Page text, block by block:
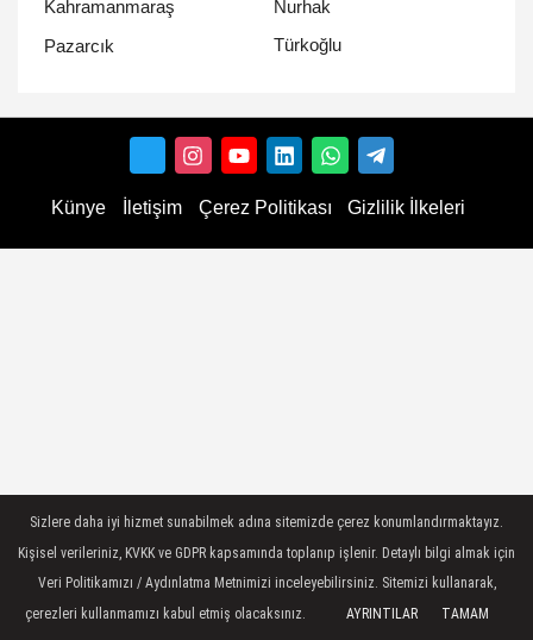
Kahramanmaraş
Nurhak
Pazarcık
Türkoğlu
Künye İletişim Çerez Politikası Gizlilik İlkeleri
Sizlere daha iyi hizmet sunabilmek adına sitemizde çerez konumlandırmaktayız.
Kişisel verileriniz, KVKK ve GDPR kapsamında toplanıp işlenir. Detaylı bilgi almak için
Veri Politikamızı / Aydınlatma Metnimizi inceleyebilirsiniz. Sitemizi kullanarak,
çerezleri kullanmamızı kabul etmiş olacaksınız.
AYRINTILAR TAMAM